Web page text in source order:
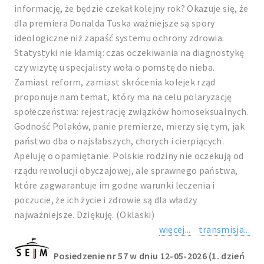
informację, że będzie czekał kolejny rok? Okazuje się, że
dla premiera Donalda Tuska ważniejsze są spory
ideologiczne niż zapaść systemu ochrony zdrowia.
Statystyki nie kłamią: czas oczekiwania na diagnostykę
czy wizytę u specjalisty woła o pomstę do nieba.
Zamiast reform, zamiast skrócenia kolejek rząd
proponuje nam temat, który ma na celu polaryzację
społeczeństwa: rejestrację związków homoseksualnych.
Godność Polaków, panie premierze, mierzy się tym, jak
państwo dba o najsłabszych, chorych i cierpiących.
Apeluję o opamiętanie. Polskie rodziny nie oczekują od
rządu rewolucji obyczajowej, ale sprawnego państwa,
które zagwarantuje im godne warunki leczenia i
poczucie, że ich życie i zdrowie są dla władzy
najważniejsze. Dziękuję. (Oklaski)
więcej...
transmisja...
Posiedzenie nr 57 w dniu 12-05-2026 (1. dzień